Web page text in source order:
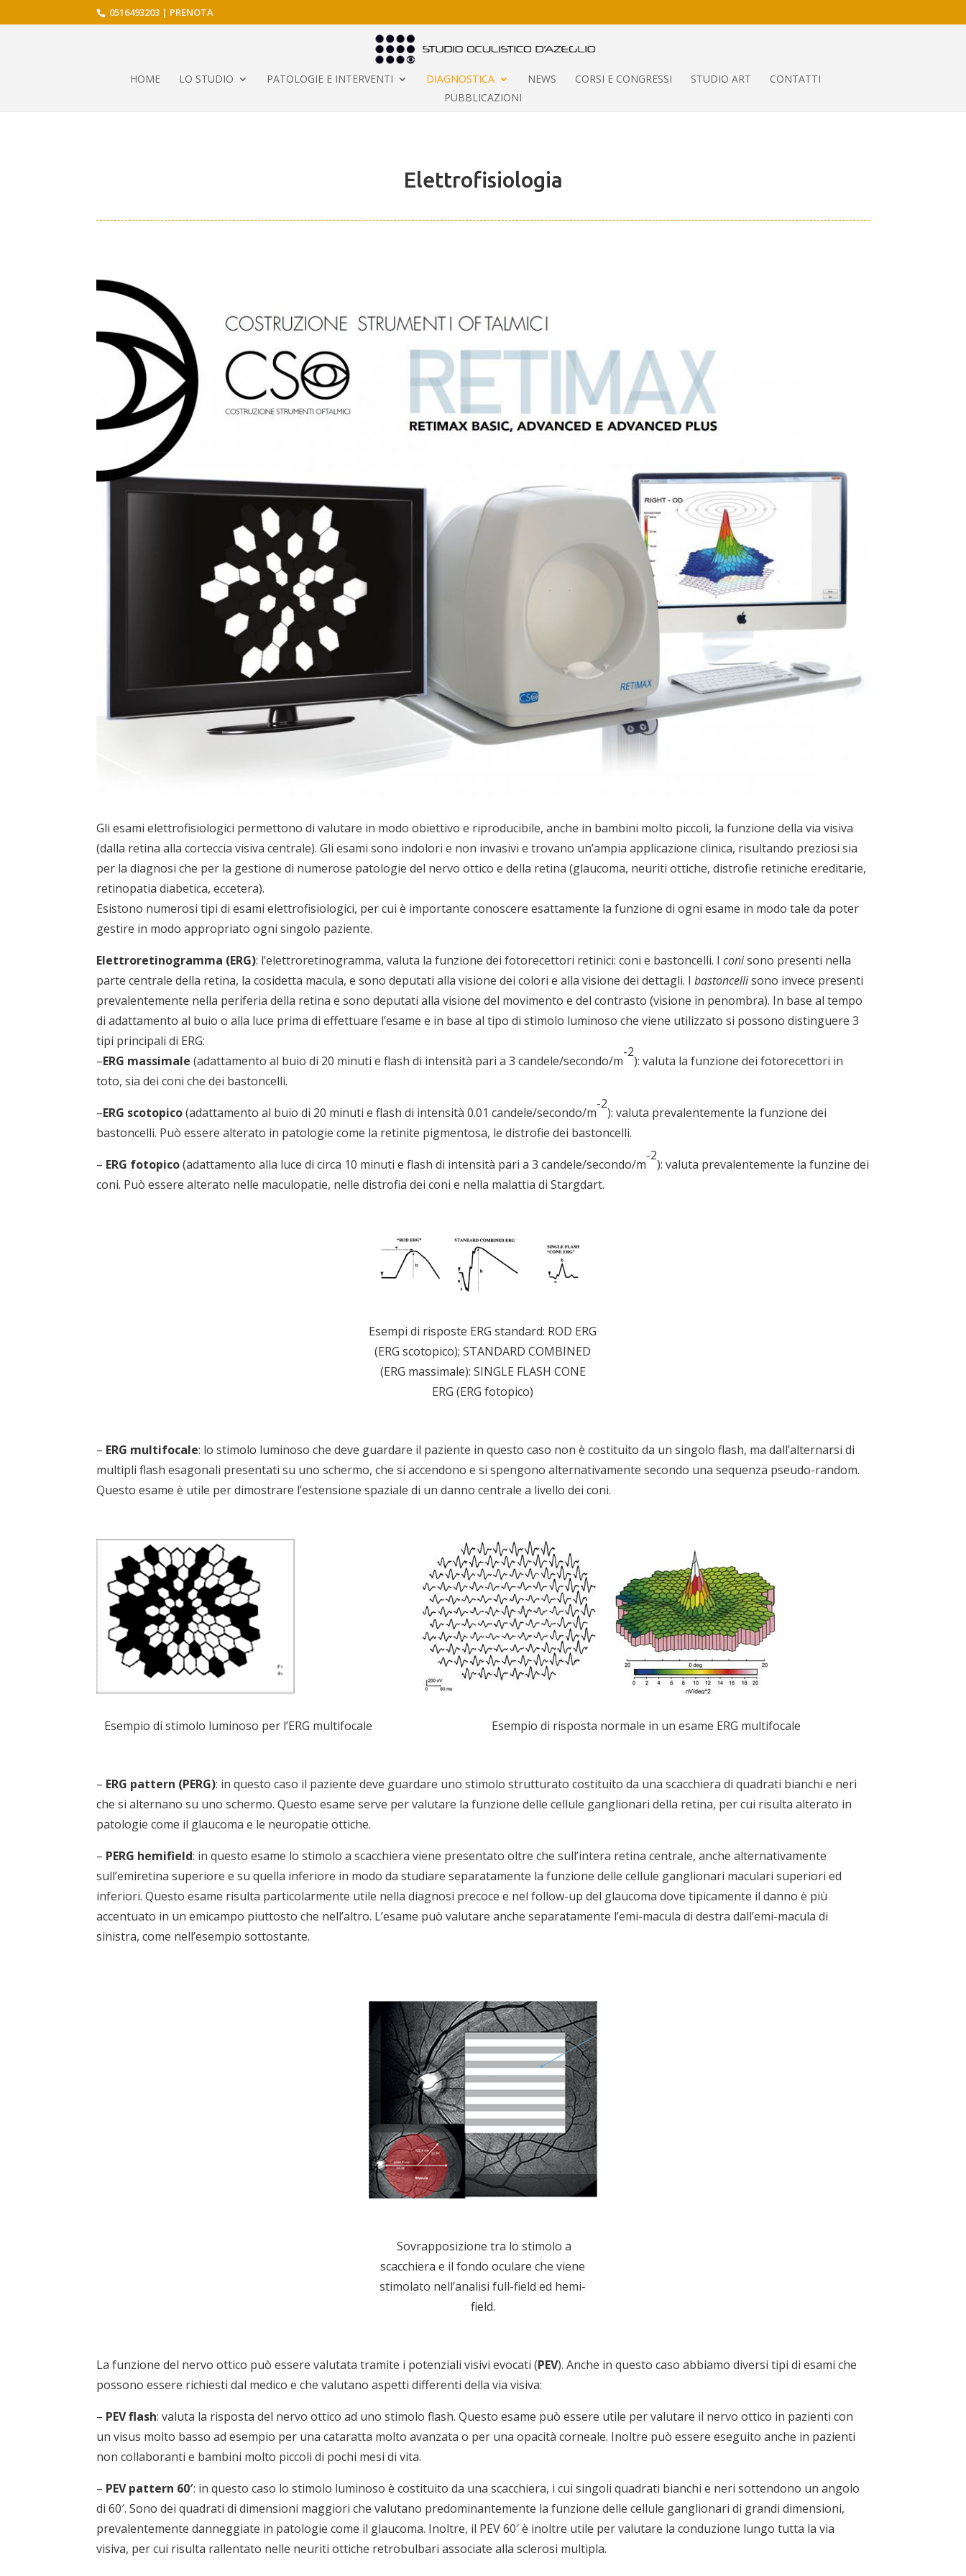
0516493203 | PRENOTA
HOME LO STUDIO PATOLOGIE E INTERVENTI DIAGNOSTICA NEWS CORSI E CONGRESSI STUDIO ART
CONTATTI
PUBBLICAZIONI
Elettrofisiologia
Gli esami elettrofisiologici permettono di valutare in modo obiettivo e riproducibile, anche in bambini molto piccoli, la funzione della via visiva
(dalla retina alla corteccia visiva centrale). Gli esami sono indolori e non invasivi e trovano un’ampia applicazione clinica, risultando preziosi sia
per la diagnosi che per la gestione di numerose patologie del nervo ottico e della retina (glaucoma, neuriti ottiche, distrofie retiniche ereditarie,
retinopatia diabetica, eccetera).
Esistono numerosi tipi di esami elettrofisiologici, per cui è importante conoscere esattamente la funzione di ogni esame in modo tale da poter
gestire in modo appropriato ogni singolo paziente.
Elettroretinogramma (ERG): l’elettroretinogramma, valuta la funzione dei fotorecettori retinici: coni e bastoncelli. Iconisono presenti nella
parte centrale della retina, la cosidetta macula, e sono deputati alla visione dei colori e alla visione dei dettagli. Ibastoncellisono invece presenti
prevalentemente nella periferia della retina e sono deputati alla visione del movimento e del contrasto (visione in penombra). In base al tempo
di adattamento al buio o alla luce prima di effettuare l’esame e in base al tipo di stimolo luminoso che viene utilizzato si possono distinguere 3
tipi principali di ERG:
–ERG massimale (adattamento al buio di 20 minuti e flash di intensità pari a 3 candele/secondo/m
-2
): valuta la funzione dei fotorecettori in
toto, sia dei coni che dei bastoncelli.
–ERG scotopico(adattamento al buio di 20 minuti e flash di intensità 0.01 candele/secondo/m
-2
): valuta prevalentemente la funzione dei
bastoncelli. Può essere alterato in patologie come la retinite pigmentosa, le distrofie dei bastoncelli.
– ERG fotopico(adattamento alla luce di circa 10 minuti e flash di intensità pari a 3 candele/secondo/m
-2
): valuta prevalentemente la funzine dei
coni. Può essere alterato nelle maculopatie, nelle distrofia dei coni e nella malattia di Stargdart.
Esempi di risposte ERG standard: ROD ERG
(ERG scotopico); STANDARD COMBINED
(ERG massimale): SINGLE FLASH CONE
ERG (ERG fotopico)
– ERG multifocale: lo stimolo luminoso che deve guardare il paziente in questo caso non è costituito da un singolo flash, ma dall’alternarsi di
multipli flash esagonali presentati su uno schermo, che si accendono e si spengono alternativamente secondo una sequenza pseudo-random.
Questo esame è utile per dimostrare l’estensione spaziale di un danno centrale a livello dei coni.
Esempio di stimolo luminoso per l’ERG multifocale Esempio di risposta normale in un esame ERG multifocale
– ERG pattern (PERG): in questo caso il paziente deve guardare uno stimolo strutturato costituito da una scacchiera di quadrati bianchi e neri
che si alternano su uno schermo. Questo esame serve per valutare la funzione delle cellule ganglionari della retina, per cui risulta alterato in
patologie come il glaucoma e le neuropatie ottiche.
– PERG hemifield: in questo esame lo stimolo a scacchiera viene presentato oltre che sull’intera retina centrale, anche alternativamente
sull’emiretina superiore e su quella inferiore in modo da studiare separatamente la funzione delle cellule ganglionari maculari superiori ed
inferiori. Questo esame risulta particolarmente utile nella diagnosi precoce e nel follow-up del glaucoma dove tipicamente il danno è più
accentuato in un emicampo piuttosto che nell’altro. L’esame può valutare anche separatamente l’emi-macula di destra dall’emi-macula di
sinistra, come nell’esempio sottostante.
Sovrapposizione tra lo stimolo a
scacchiera e il fondo oculare che viene
stimolato nell’analisi full-field ed hemi-
field.
La funzione del nervo ottico può essere valutata tramite i potenziali visivi evocati (PEV). Anche in questo caso abbiamo diversi tipi di esami che
possono essere richiesti dal medico e che valutano aspetti differenti della via visiva:
– PEV flash: valuta la risposta del nervo ottico ad uno stimolo flash. Questo esame può essere utile per valutare il nervo ottico in pazienti con
un visus molto basso ad esempio per una cataratta molto avanzata o per una opacità corneale. Inoltre può essere eseguito anche in pazienti
non collaboranti e bambini molto piccoli di pochi mesi di vita.
– PEV pattern 60′: in questo caso lo stimolo luminoso è costituito da una scacchiera, i cui singoli quadrati bianchi e neri sottendono un angolo
di 60′. Sono dei quadrati di dimensioni maggiori che valutano predominantemente la funzione delle cellule ganglionari di grandi dimensioni,
prevalentemente danneggiate in patologie come il glaucoma. Inoltre, il PEV 60′ è inoltre utile per valutare la conduzione lungo tutta la via
visiva, per cui risulta rallentato nelle neuriti ottiche retrobulbari associate alla sclerosi multipla.